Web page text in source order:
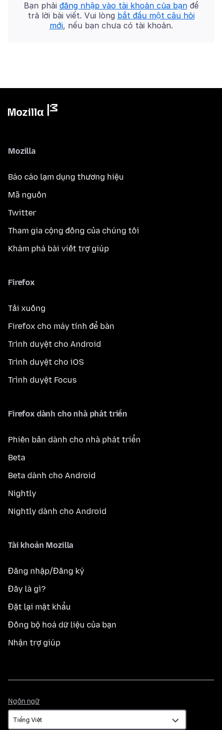
Bạn phải đăng nhập vào tài khoản của bạnđể
trả lời bài viết. Vui lòng bắt đầu một câu hỏi
mới, nếu bạn chưa có tài khoản.
Mozilla
Báo cáo lạm dụng thương hiệu
Mã nguồn
Twitter
Tham gia cộng đồng của chúng tôi
Khám phá bài viết trợ giúp
Firefox
Tải xuống
Firefox cho máy tính để bàn
Trình duyệt cho Android
Trình duyệt cho iOS
Trình duyệt Focus
Firefox dành cho nhà phát triển
Phiên bản dành cho nhà phát triển
Beta
Beta dành cho Android
Nightly
Nightly dành cho Android
Tài khoản Mozilla
Đăng nhập/Đăng ký
Đây là gì?
Đặt lại mật khẩu
Đồng bộ hoá dữ liệu của bạn
Nhận trợ giúp
Ngôn ngữ
ngữ